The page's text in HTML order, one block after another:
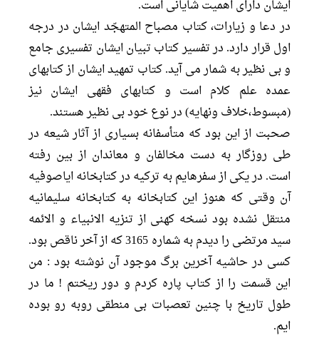
ایشان داراى اهمیت شایانى است.
در دعا و زیارات، کتاب مصباح المتهجّد ایشان در درجه
اول قرار دارد. در تفسیر کتاب تبیان ایشان تفسیرى جامع
و بى نظیر به شمار مى آید. کتاب تمهید ایشان از کتابهاى
عمده علم کلام است و کتابهاى فقهى ایشان نیز
(مبسوط،خلاف ونهایه) در نوع خود بى نظیر هستند.
صحبت از این بود که متأسفانه بسیارى از آثار شیعه در
طى روزگار به دست مخالفان و معاندان از بین رفته
است. در یکى از سفرهایم به ترکیه در کتابخانه ایاصوفیه
آن وقتى که هنوز این کتابخانه به کتابخانه سلیمانیه
منتقل نشده بود نسخه کهنى از تنزیه الانبیاء و الائمه
سید مرتضى را دیدم به شماره 3165 که از آخر ناقص بود.
کسى در حاشیه آخرین برگ موجود آن نوشته بود : من
این قسمت را از کتاب پاره کردم و دور ریختم ! ما در
طول تاریخ با چنین تعصبات بى منطقى روبه رو بوده
ایم.